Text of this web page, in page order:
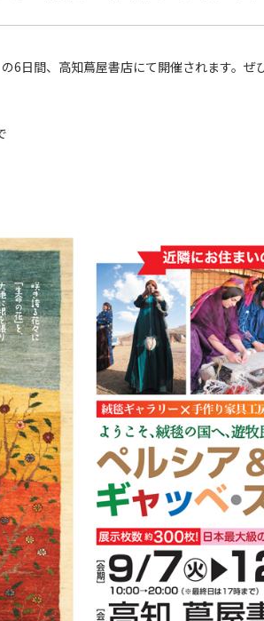
6日間、高知蔦屋書店にて開催されます。